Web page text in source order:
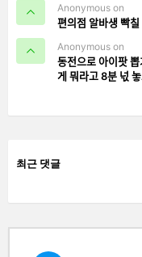
Anonymous on
편의점 알바생
Anonymous on
동전으로
게 뭐라고 8분 넋
최근 댓글